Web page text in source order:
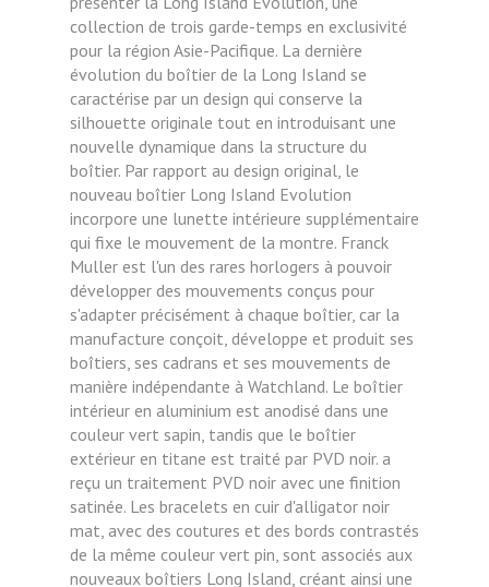
collection de trois garde-temps en exclusivité
pour la région Asie-Pacifique. La dernière
évolution du boîtier de la Long Island se
caractérise par un design qui conserve la
silhouette originale tout en introduisant une
nouvelle dynamique dans la structure du
boîtier. Par rapport au design original, le
nouveau boîtier Long Island Evolution
incorpore une lunette intérieure supplémentaire
qui fixe le mouvement de la montre. Franck
Muller est l'un des rares horlogers à pouvoir
développer des mouvements conçus pour
s'adapter précisément à chaque boîtier, car la
manufacture conçoit, développe et produit ses
boîtiers, ses cadrans et ses mouvements de
manière indépendante à Watchland. Le boîtier
intérieur en aluminium est anodisé dans une
couleur vert sapin, tandis que le boîtier
extérieur en titane est traité par PVD noir. a
reçu un traitement PVD noir avec une finition
satinée. Les bracelets en cuir d'alligator noir
mat, avec des coutures et des bords contrastés
de la même couleur vert pin, sont associés aux
nouveaux boîtiers Long Island, créant ainsi une